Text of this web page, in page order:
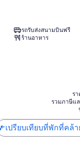
ละของใช้ในห้องน้ำฟรี
เคเบิล
า และพัดลมติดเพดาน
รถรับส่งสนามบินฟรี
ร้านอาหาร
ร
รวมภาษีแ
เปรียบเทียบที่พักที่คล้